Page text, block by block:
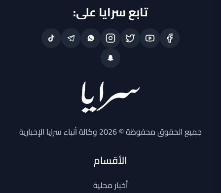
تابع سرايا على:
جميع الحقوق محفوظة © 2026 وكالة أنباء سرايا الإخبارية
الأقسام
أخبار محلية